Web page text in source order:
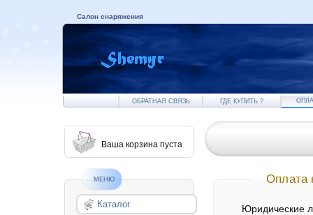
Салон снаряжения
ОБРАТНАЯ СВЯЗЬ ГДЕ КУПИТЬ ?
Ваша корзина пуста
МЕНЮ
Каталог
Оплата
Юридические